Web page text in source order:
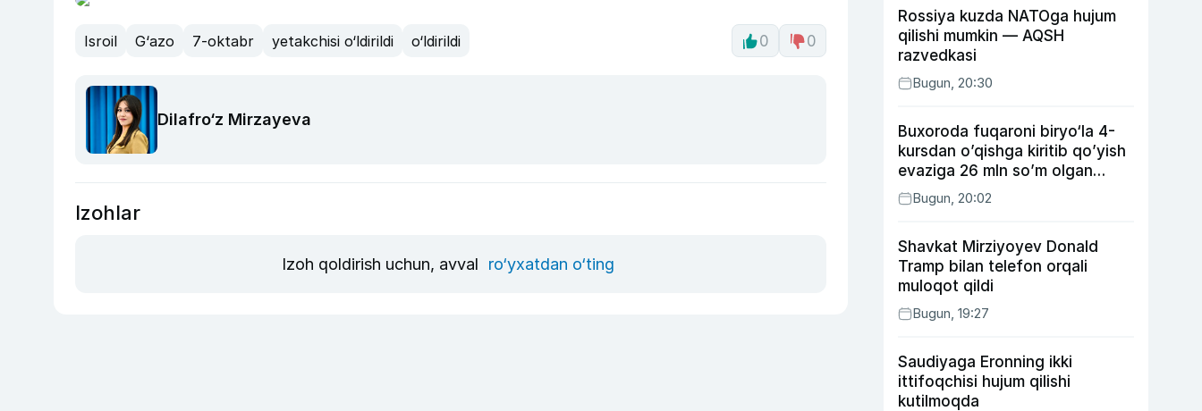
Isroil G‘azo 7-oktabr yetakchisi o‘ldirildi o‘ldirildi 0 0
Dilafro‘z Mirzayeva
Izohlar
Izoh qoldirish uchun, avval ro‘yxatdan o‘ting
Rossiya kuzda NATOga hujum
qilishi mumkin — AQSH
razvedkasi
Bugun, 20:30
Buxoroda fuqaroni biryo‘la 4-
kursdan o’qishga kiritib qo’yish
evaziga 26 mln so’m olgan
shaxs ushlandi
Bugun, 20:02
Shavkat Mirziyoyev Donald
Tramp bilan telefon orqali
muloqot qildi
Bugun, 19:27
Saudiyaga Eronning ikki
ittifoqchisi hujum qilishi
kutilmoqda